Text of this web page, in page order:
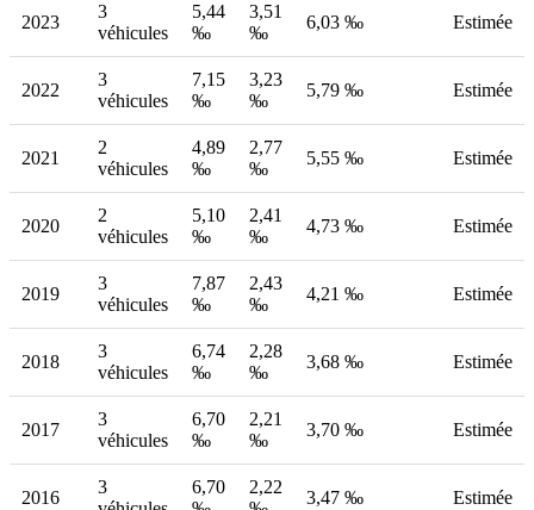
2023
3
véhicules
5,44
‰
3,51
‰
6,03 ‰ Estimée
2022
3
véhicules
7,15
‰
3,23
‰
5,79 ‰ Estimée
2021
2
véhicules
4,89
‰
2,77
‰
5,55 ‰ Estimée
2020
2
véhicules
5,10
‰
2,41
‰
4,73 ‰ Estimée
2019
3
véhicules
7,87
‰
2,43
‰
4,21 ‰ Estimée
2018
3
véhicules
6,74
‰
2,28
‰
3,68 ‰ Estimée
2017
3
véhicules
6,70
‰
2,21
‰
3,70 ‰ Estimée
2016
3
6,70
2,22
3,47 ‰ Estimée